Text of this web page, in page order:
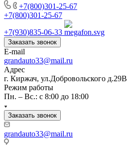
+7(800)301-25-67
+7(800)301-25-67
+7(930)835-06-33
Заказать звонок
E-mail
grandauto33@mail.ru
Адрес
г. Киржач, ул.Добровольского д.29В
Режим работы
Пн. – Вс.: с 8:00 до 18:00
Заказать звонок
grandauto33@mail.ru